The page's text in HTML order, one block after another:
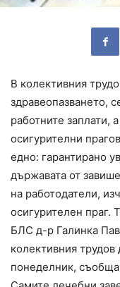
В колективния
здравеопазването,
работните заплати,
осигурителни
едно: гарантирано
държавата от
на работодатели,
осигурителен праг.
БЛС д-р Галинка
колективния
понеделник,